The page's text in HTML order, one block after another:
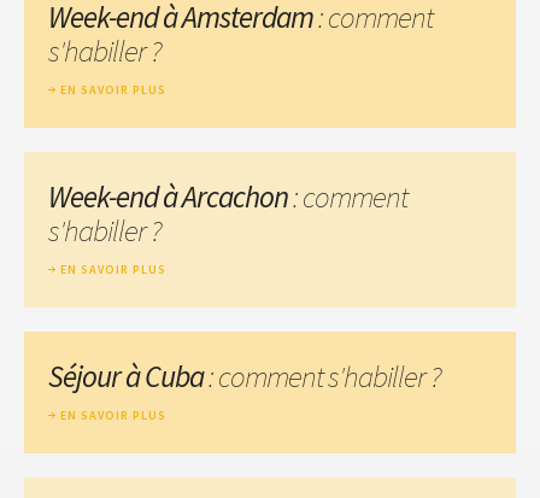
Week-end à Amsterdam: comment
s'habiller ?
EN SAVOIR PLUS
Week-end à Arcachon: comment
s'habiller ?
EN SAVOIR PLUS
Séjour à Cuba: comment s'habiller ?
EN SAVOIR PLUS